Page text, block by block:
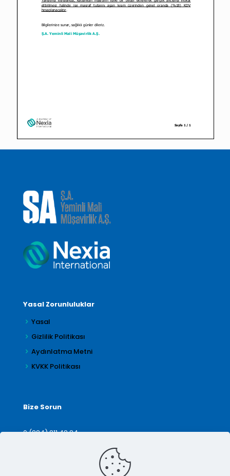
Yasal Zorunluluklar
Yasal
Gizlilik Politikası
Aydınlatma Metni
KVKK Politikası
Bize Sorun
0 (224) 211 42 24